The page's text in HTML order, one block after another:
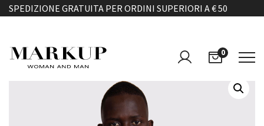
SPEDIZIONE GRATUITA PER ORDINI SUPERIORI A € 50
0